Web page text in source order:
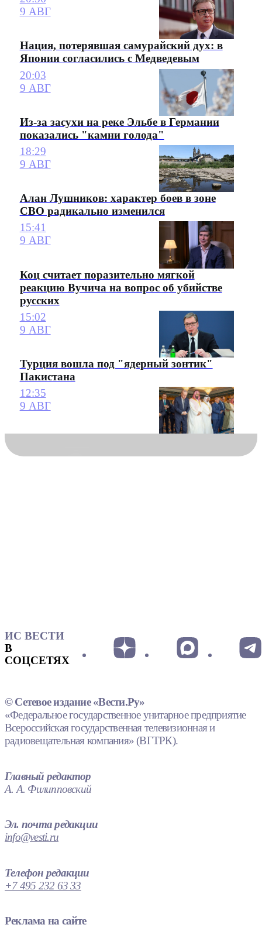
9 АВГ
Нация, потерявшая самурайский дух: в
Японии согласились с Медведевым
20:03
9 АВГ
Из-за засухи на реке Эльбе в Германии
показались "камни голода"
18:29
9 АВГ
Алан Лушников: характер боев в зоне
СВО радикально изменился
15:41
9 АВГ
Коц считает поразительно мягкой
реакцию Вучича на вопрос об убийстве
русских
15:02
9 АВГ
Турция вошла под "ядерный зонтик"
Пакистана
12:35
9 АВГ
ИС ВЕСТИ
В
СОЦСЕТЯХ
© Сетевое издание «Вести.Ру»
«Федеральное государственное унитарное предприятие
Всероссийская государственная телевизионная и
радиовещательная компания» (ВГТРК).
Главный редактор
А. А. Филипповский
Эл. почта редакции
info@vesti.ru
Телефон редакции
+7 495 232 63 33
Реклама на сайте